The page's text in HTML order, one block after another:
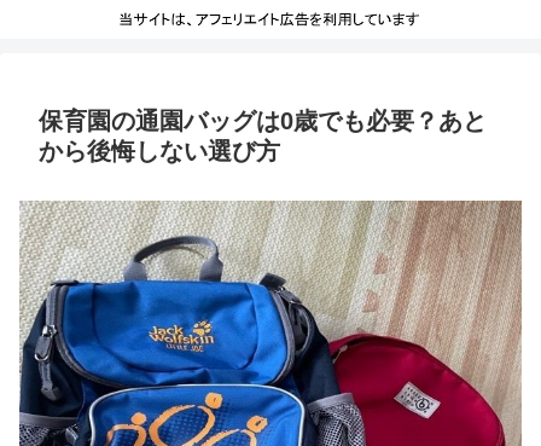
保育園の通園バッグは0歳でも必要？あと
から後悔しない選び方